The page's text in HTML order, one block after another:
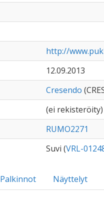
http://
12.09.2013
Cresendo
(ei rekisteröity)
RUMO2271
Suvi (VRL-
Palkinnot Näyttelyt